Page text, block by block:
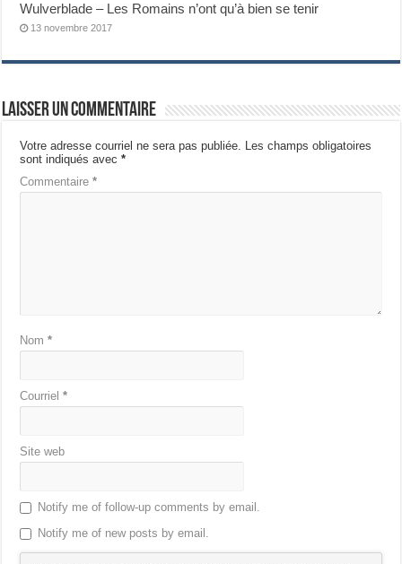
Wulverblade – Les Romains n’ont qu’à bien se tenir
13 novembre 2017
Laisser un commentaire
Votre adresse courriel ne sera pas publiée. Les champs obligatoires
sont indiqués avec*
Commentaire*
Nom*
Courriel*
Site web
Notify me of follow-up comments by email.
Notify me of new posts by email.